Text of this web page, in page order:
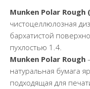
Munken Polar Rough (
чистоцеллюлозная
бархатистой
пухлостью 1.4.
Munken Polar Rough
натуральная бумага
подходящая для